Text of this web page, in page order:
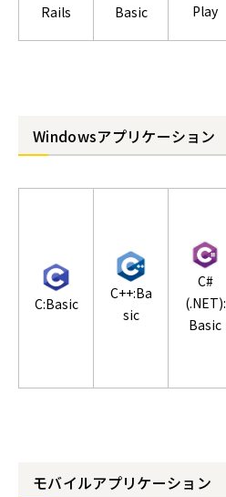
Rails
Basic
Play
Windowsアプリケーション
C:Basic
C++:Ba
sic
C#
(.NET):
Basic
モバイルアプリケーション